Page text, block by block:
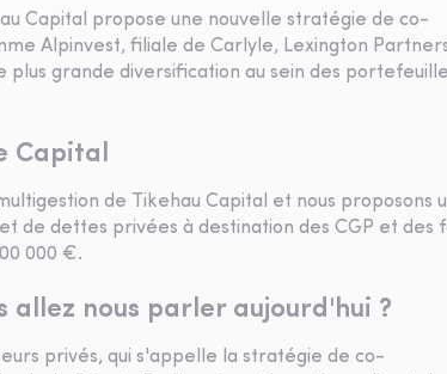
Capital propose une nouvelle stratégie de co-
Alpinvest, filiale de Carlyle, Lexington
grande diversification au sein des
Capital
de Tikehau Capital et nous proposons
de dettes privées à destination des CGP et des
000 €.
nous parler aujourd'hui ?
privés, qui s'appelle la stratégie de co-